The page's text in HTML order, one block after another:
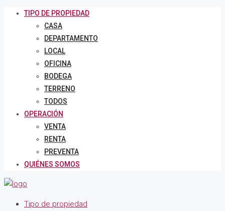
TIPO DE PROPIEDAD
CASA
DEPARTAMENTO
LOCAL
OFICINA
BODEGA
TERRENO
TODOS
OPERACIÓN
VENTA
RENTA
PREVENTA
QUIÉNES SOMOS
Tipo de propiedad